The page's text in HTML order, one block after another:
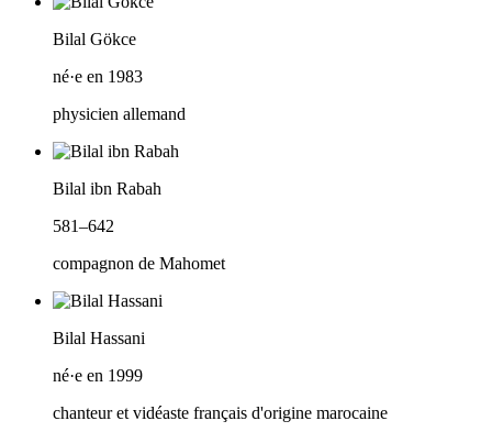
Bilal Gökce
né·e en 1983
physicien allemand
Bilal ibn Rabah
581–642
compagnon de Mahomet
Bilal Hassani
né·e en 1999
chanteur et vidéaste français d'origine marocaine